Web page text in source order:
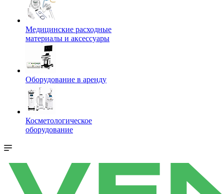
Медицинские расходные
материалы и аксессуары
Оборудование в аренду
Косметологическое
оборудование